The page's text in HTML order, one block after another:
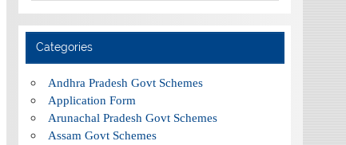
Categories
Andhra Pradesh Govt Schemes
Application Form
Arunachal Pradesh Govt Schemes
Assam Govt Schemes